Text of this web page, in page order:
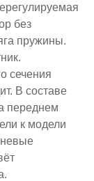
без
пружины.
сечения
В составе
переднем
к модели